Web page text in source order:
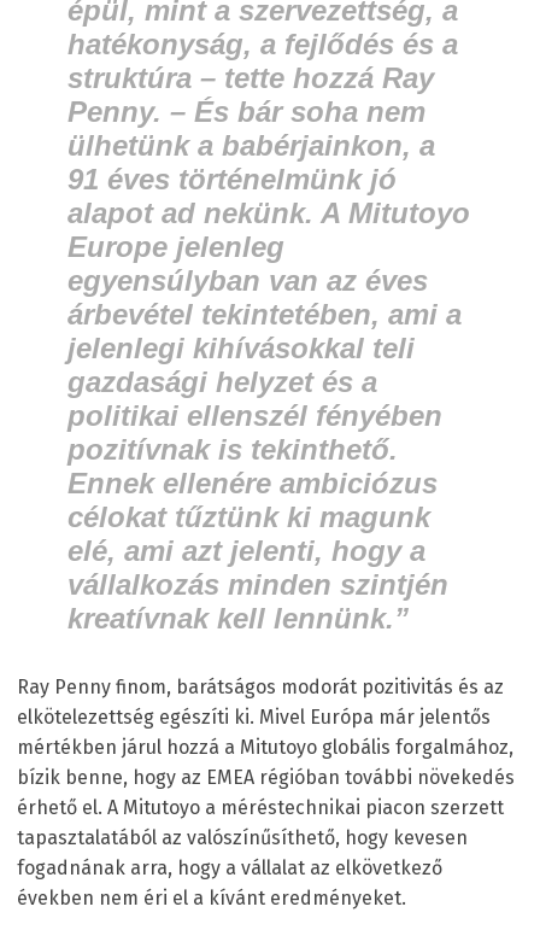
épül, mint a szervezettség, a
hatékonyság, a fejlődés és a
struktúra – tette hozzá Ray
Penny. – És bár soha nem
ülhetünk a babérjainkon, a
91 éves történelmünk jó
alapot ad nekünk. A Mitutoyo
Europe jelenleg
egyensúlyban van az éves
árbevétel tekintetében, ami a
jelenlegi kihívásokkal teli
gazdasági helyzet és a
politikai ellenszél fényében
pozitívnak is tekinthető.
Ennek ellenére ambiciózus
célokat tűztünk ki magunk
elé, ami azt jelenti, hogy a
vállalkozás minden szintjén
kreatívnak kell lennünk.”
Ray Penny finom, barátságos modorát pozitivitás és az
elkötelezettség egészíti ki. Mivel Európa már jelentős
mértékben járul hozzá a Mitutoyo globális forgalmához,
bízik benne, hogy az EMEA régióban további növekedés
érhető el. A Mitutoyo a méréstechnikai piacon szerzett
tapasztalatából az valószínűsíthető, hogy kevesen
fogadnának arra, hogy a vállalat az elkövetkező
években nem éri el a kívánt eredményeket.